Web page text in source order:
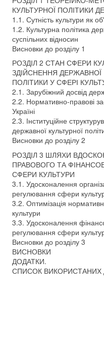
КУЛЬТУРНОЇ ПОЛІТИКИ
1.1. Сутність культури як
1.2. Культурна політика
суспільних відносин
Висновки до розділу 1
РОЗДІЛ 2 СТАН СФЕРИ
ЗДІЙСНЕННЯ ДЕРЖАВНОЇ
ПОЛІТИКИ У СФЕРІ
2.1. Зарубіжний досвід
2.2. Нормативно-правові
Україні
2.3. Інституційне
державної культурної
Висновки до розділу 2
РОЗДІЛ 3 ШЛЯХИ
ПРАВОВОГО ТА
СФЕРИ КУЛЬТУРИ
3.1. Удосконалення
регулювання сфери
3.2. Оптимізація
культури
3.3. Удосконалення
регулювання сфери
Висновки до розділу 3
ВИСНОВКИ
ДОДАТКИ.
СПИСОК ВИКОРИСТАНИХ